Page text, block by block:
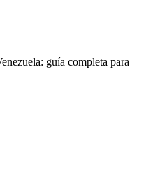
guía completa para